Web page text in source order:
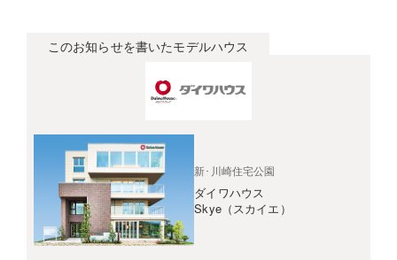
このお知らせを書いたモデルハウス
新･川崎住宅公園
ダイワハウス
Skye（スカイエ）